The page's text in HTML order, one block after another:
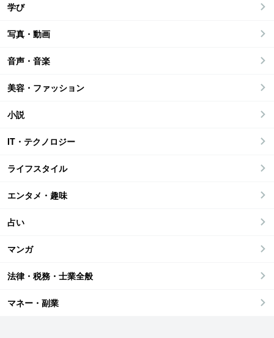
学び
写真・動画
音声・音楽
美容・ファッション
小説
IT・テクノロジー
ライフスタイル
エンタメ・趣味
占い
マンガ
法律・税務・士業全般
マネー・副業